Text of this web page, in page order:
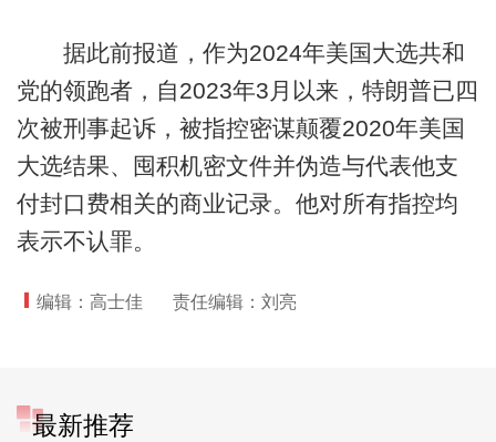
据此前报道，作为2024年美国大选共和
党的领跑者，自2023年3月以来，特朗普已四
次被刑事起诉，被指控密谋颠覆2020年美国
大选结果、囤积机密文件并伪造与代表他支
付封口费相关的商业记录。他对所有指控均
表示不认罪。
编辑：高士佳 责任编辑：刘亮
最新推荐